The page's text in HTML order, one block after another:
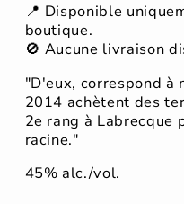
📍 Disponible
boutique.
🚫 Aucune livraison
"D'eux, correspond à
2014 achètent des
2e rang à Labrecque
racine."
45% alc./vol.